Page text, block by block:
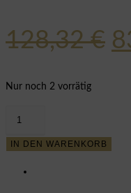
128,32€
Nur noch 2 vorrätig
Classic
IN DEN WARENKORB